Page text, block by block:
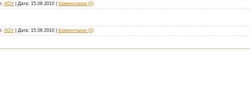
AOV | Дата: 15.08.2010 Комментарии (0)
AOV | Дата: 15.08.2010 Комментарии (0)